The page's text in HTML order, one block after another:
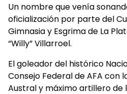
Un nombre que venía
oficialización por parte del
Gimnasia y Esgrima de La
“Willy” Villarroel.
El goleador del histórico
Consejo Federal de AFA con
Austral y máximo artillero de